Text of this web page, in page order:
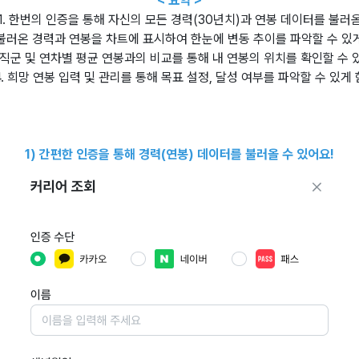
한번의 인증을 통해 자신의 모든 경력(30년치)과 연봉 데이터를 불러
러온 경력과 연봉을 차트에 표시하여 한눈에 변동 추이를 파악할 수 있
군 및 연차별 평균 연봉과의 비교를 통해 내 연봉의 위치를 확인할 수
희망 연봉 입력 및 관리를 통해 목표 설정, 달성 여부를 파악할 수 있게
1) 간편한 인증을 통해 경력(연봉) 데이터를 불러올 수 있어요!